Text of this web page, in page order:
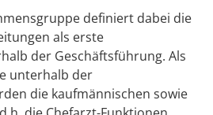
definiert dabei die
als erste
der Geschäftsführung. Als
unterhalb der
die kaufmännischen sowie